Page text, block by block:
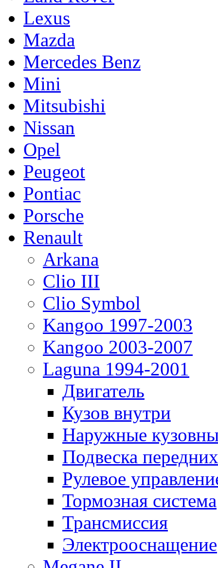
Lexus
Mazda
Mercedes Benz
Mini
Mitsubishi
Nissan
Opel
Peugeot
Pontiac
Porsche
Renault
Arkana
Clio III
Clio Symbol
Kangoo 1997-2003
Kangoo 2003-2007
Laguna 1994-2001
Двигатель
Кузов внутри
Наружные
Подвеска
Рулевое
Тормозная система
Трансмиссия
Электрооснащение